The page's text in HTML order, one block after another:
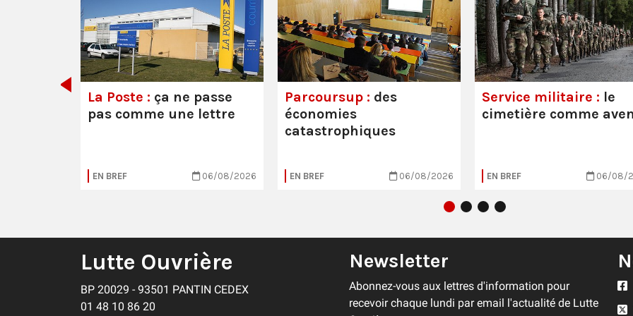
La Poste : ça ne passe
pas comme une lettre
EN BREF 06/08/2026
Parcoursup : des
économies
catastrophiques
EN BREF 06/08/2026
Service militaire : le
cimetière comme
EN BREF 06/08/
Lutte Ouvrière
BP 20029 - 93501 PANTIN CEDEX
01 48 10 86 20
Newsletter
Abonnez-vous aux lettres d'information pour
recevoir chaque lundi par email l'actualité de Lutte